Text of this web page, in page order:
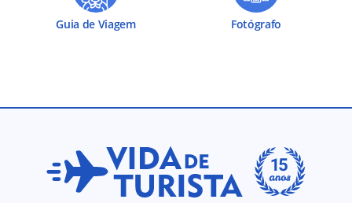
Guia de Viagem Fotógrafo